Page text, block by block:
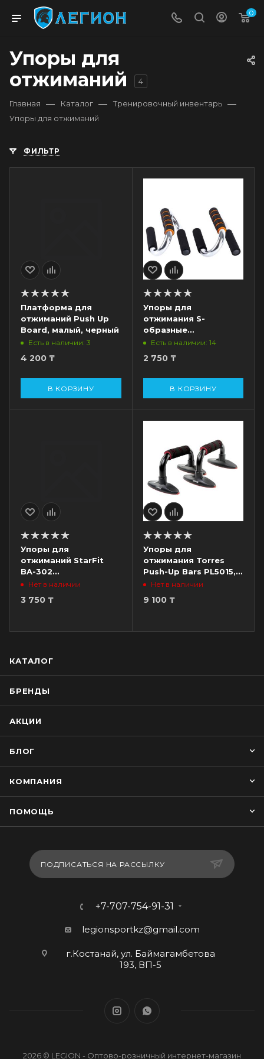
0
Упоры для
отжиманий
4
Главная — Каталог — Тренировочный инвентарь —
Упоры для отжиманий
ФИЛЬТР
Платформа для
отжиманий Push Up
Board, малый, черный
Есть в наличии: 3
4 200 ₸
В КОРЗИНУ
Упоры для
отжимания S-
образные
"Металлические",
Есть в наличии: 14
2 750₸
В КОРЗИНУ
Упоры для
отжиманий StarFit
BA-302
"Классические",
Нет в наличии
3 750 ₸
Упоры для
отжимания Torres
Push-Up Bars PL5015,
металл, эрг. форма,
черный/красный
Нет в наличии
9 100₸
КАТАЛОГ
БРЕНДЫ
АКЦИИ
БЛОГ
КОМПАНИЯ
ПОМОЩЬ
ПОДПИСАТЬСЯ НА РАССЫЛКУ
+7-707-754-91-31
legionsportkz@gmail.com
г.Костанай, ул. Баймагамбетова
193, ВП-5
2026 © LEGION - Оптово-розничный интернет-магазин